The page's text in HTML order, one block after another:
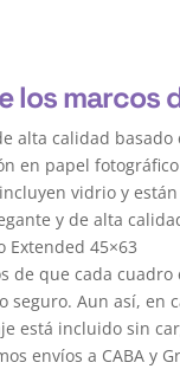
los marcos
alta calidad
en papel
vidrio y
y de alta
Extended 45×63
de que cada
seguro. Aun así,
está incluido sin
envíos a CABA y